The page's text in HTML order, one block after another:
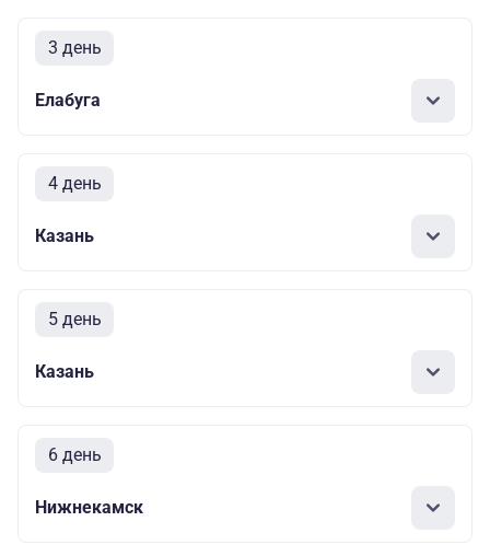
3 день
Елабуга
4 день
Казань
5 день
Казань
6 день
Нижнекамск